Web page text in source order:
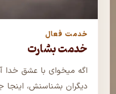
خدمت فعال
خدمت بشارت
اگه میخوای با عشق خدا
دیگران بشناسنش، اینجا